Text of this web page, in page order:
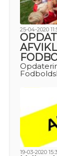
25-04-2020
19-03-2020